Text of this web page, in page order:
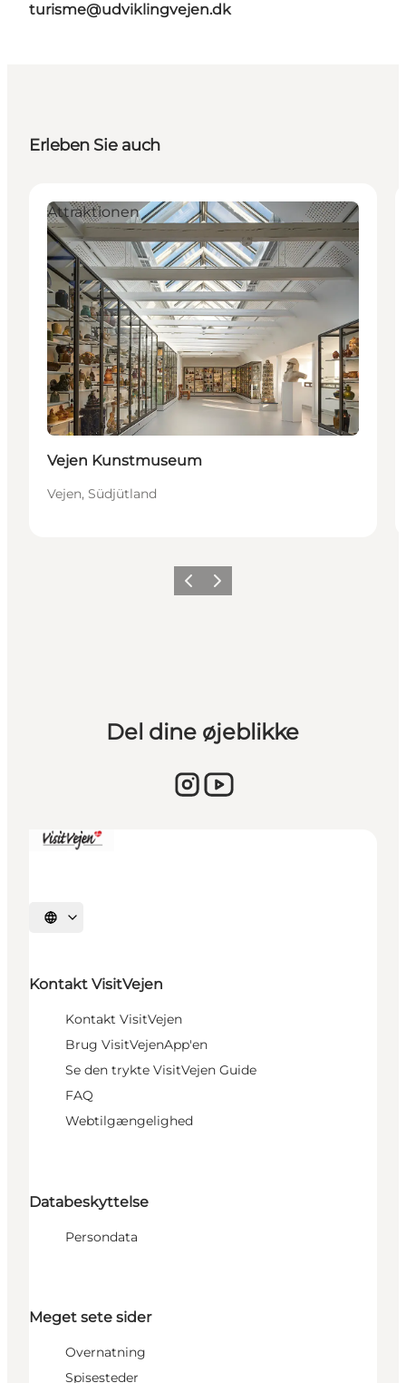
turisme@udviklingvejen.dk
Erleben Sie auch
Attraktionen
Vejen Kunstmuseum
Vejen, Südjütland
Vorherige Folie
Nächste Folie
Del dine øjeblikke
Sprache auswählen
Kontakt VisitVejen
Kontakt VisitVejen
Brug VisitVejenApp'en
Se den trykte VisitVejen Guide
FAQ
Webtilgængelighed
Databeskyttelse
Persondata
Meget sete sider
Overnatning
Spisesteder